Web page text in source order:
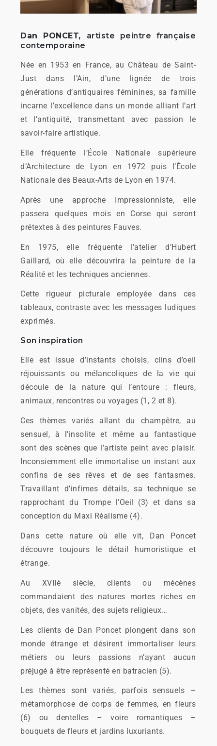
Dan PONCET, artiste peintre française
contemporaine
Née en 1953 en France, au Château de Saint-
Just dans l’Ain, d’une lignée de trois
générations d’antiquaires féminines, sa famille
incarne l’excellence dans un monde alliant l’art
et l’antiquité, transmettant avec passion le
savoir-faire artistique.
Elle fréquente l’École Nationale supérieure
d’Architecture de Lyon en 1972 puis l’École
Nationale des Beaux-Arts de Lyon en 1974.
Après une approche Impressionniste, elle
passera quelques mois en Corse qui seront
prétextes à des peintures Fauves.
En 1975, elle fréquente l’atelier d’Hubert
Gaillard, où elle découvrira la peinture de la
Réalité et les techniques anciennes.
Cette rigueur picturale employée dans ces
tableaux, contraste avec les messages ludiques
exprimés.
Son inspiration
Elle est issue d’instants choisis, clins d’oeil
réjouissants ou mélancoliques de la vie qui
découle de la nature qui l’entoure : fleurs,
animaux, rencontres ou voyages (1, 2 et 8).
Ces thèmes variés allant du champêtre, au
sensuel, à l’insolite et même au fantastique
sont des scènes que l’artiste peint avec plaisir.
Inconsiemment elle immortalise un instant aux
confins de ses rêves et de ses fantasmes.
Travaillant d’infimes détails, sa technique se
rapprochant du Trompe l’Oeil (3) et dans sa
conception du Maxi Réalisme (4).
Dans cette nature où elle vit, Dan Poncet
découvre toujours le détail humoristique et
étrange.
Au XVIIè siècle, clients ou mécènes
commandaient des natures mortes riches en
objets, des vanités, des sujets religieux…
Les clients de Dan Poncet plongent dans son
monde étrange et désirent immortaliser leurs
métiers ou leurs passions n’ayant aucun
préjugé à être représenté en batracien (5).
Les thèmes sont variés, parfois sensuels –
métamorphose de corps de femmes, en fleurs
(6) ou dentelles – voire romantiques –
bouquets de fleurs et jardins luxuriants.